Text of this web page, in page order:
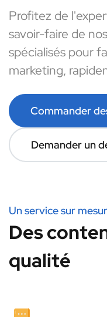
Profitez de
savoir-faire de
spécialisés pour
marketing,
Commander
Demander un
Un service sur
Des
qualité